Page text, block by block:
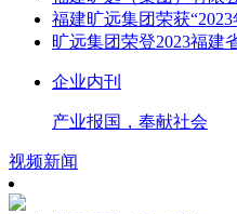
福建旷远集团荣获
旷远集团荣登2023福建
企业内刊
产业报国，奉献社会
视频新闻